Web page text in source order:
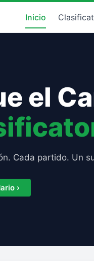
Inicio
el
Cada partido. Un
›